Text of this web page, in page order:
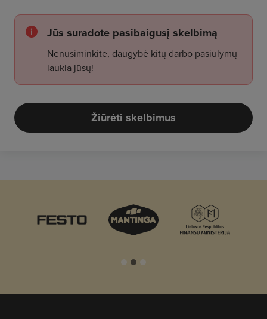
Jūs suradote pasibaigusį skelbimą
Nenusiminkite, daugybė kitų darbo pasiūlymų
laukia jūsų!
Žiūrėti skelbimus